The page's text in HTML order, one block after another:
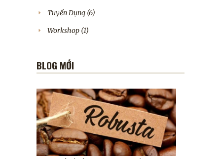
Tuyển Dụng (6)
Workshop (1)
BLOG MỚI